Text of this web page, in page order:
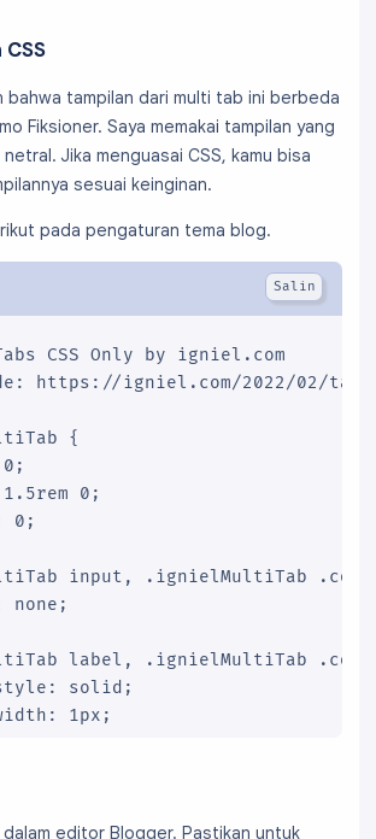
bahwa tampilan dari multi tab ini berbeda
Fiksioner. Saya memakai tampilan yang
Jika menguasai CSS, kamu bisa
sesuai keinginan.
pada pengaturan tema blog.
CSS Only by igniel.com
https://igniel.com/2022/02/
{
0;
0;
input, .ignielMultiTab
none;
label, .ignielMultiTab
solid;
1px;
#ddd;
editor Blogger. Pastikan untuk